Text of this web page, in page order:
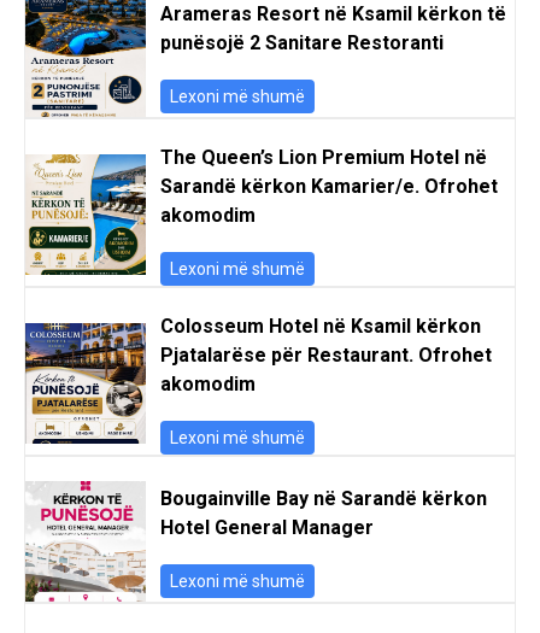
Arameras Resort në Ksamil kërkon të
punësojë 2 Sanitare Restoranti
Lexoni më shumë
The Queen’s Lion Premium Hotel në
Sarandë kërkon Kamarier/e. Ofrohet
akomodim
Lexoni më shumë
Colosseum Hotel në Ksamil kërkon
Pjatalarëse për Restaurant. Ofrohet
akomodim
Lexoni më shumë
Bougainville Bay në Sarandë kërkon
Hotel General Manager
Lexoni më shumë